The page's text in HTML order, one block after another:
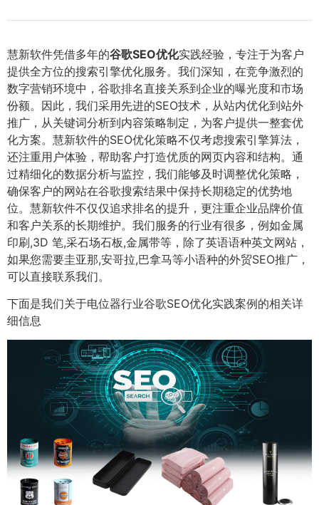
慧新软件凭借多年的谷歌SEO优化实践经验，专注于为客户
提供全方位的搜索引擎优化服务。我们深知，在竞争激烈的
数字营销环境中，谷歌排名直接关系到企业的曝光度和市场
份额。因此，我们采用先进的SEO技术，从站内优化到站外
推广，从关键词分析到内容策略制定，为客户提供一整套优
化方案。慧新软件的SEO优化策略不仅考虑搜索引擎算法，
还注重用户体验，帮助客户打造优质的网页内容和结构。通
过精细化的数据分析与监控，我们能够及时调整优化策略，
确保客户的网站在谷歌搜索结果中保持长期稳定的优势地
位。慧新软件不仅仅追求排名的提升，更注重企业品牌价值
和客户关系的长期维护。我们服务的行业有很多，例如金属
印刷,3D 笔,采石场石板,金属带等，除了英语语种英文网站，
如果您需要圭亚那,安哥拉,巴拿马等小语种的外贸SEO推广，
可以直接联系我们。
下面是我们关于电位器行业谷歌SEO优化实践案例的相关详
细信息